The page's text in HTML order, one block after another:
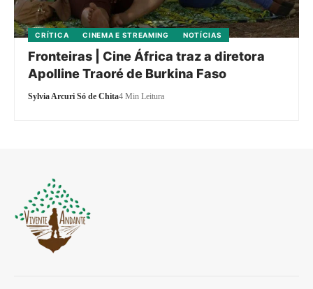
CRÍTICA CINEMA E STREAMING NOTÍCIAS
Fronteiras | Cine África traz a diretora
Apolline Traoré de Burkina Faso
Sylvia Arcuri Só de Chita4 Min Leitura